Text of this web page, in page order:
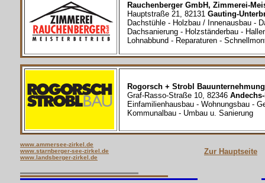
Rauchenberger GmbH, Zimmerei-
Hauptstraße 21, 82131 Gauting-
Dachstühle - Holzbau / Innenausbau -
Dachsanierung - Holzständerbau -
Lohnabbund - Reparaturen -
Rogorsch + Strobl
Graf-Rasso-Straße 10, 82346
Einfamilienhausbau - Wohnungsbau -
Kommunalbau - Umbau u. Sanierung
www.ammersee-zirkel.de
www.starnberger-see-zirkel.de
www.landsberger-zirkel.de
Zur Hauptseite